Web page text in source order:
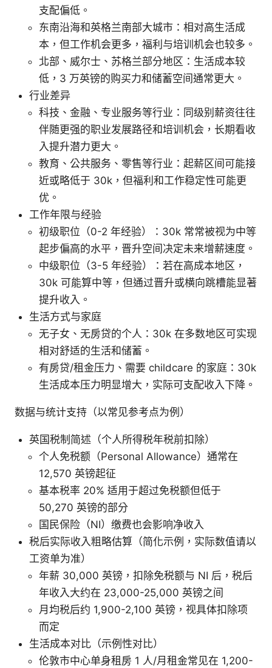
支配偏低。
东南沿海和英格兰南部大城市：相对高生活成
本，但工作机会更多，福利与培训机会也较多。
北部、威尔士、苏格兰部分地区：生活成本较
低，3 万英镑的购买力和储蓄空间通常更大。
行业差异
科技、金融、专业服务等行业：同级别薪资往往
伴随更强的职业发展路径和培训机会，长期看收
入提升潜力更大。
教育、公共服务、零售等行业：起薪区间可能接
近或略低于 30k，但福利和工作稳定性可能更
优。
工作年限与经验
初级职位（0-2 年经验）：30k 常常被视为中等
起步偏高的水平，晋升空间决定未来增薪速度。
中级职位（3-5 年经验）：若在高成本地区，
30k 可能算中等，但通过晋升或横向跳槽能显著
提升收入。
生活方式与家庭
无子女、无房贷的个人：30k 在多数地区可实现
相对舒适的生活和储蓄。
有房贷/租金压力、需要 childcare 的家庭：30k
生活成本压力明显增大，实际可支配收入下降。
数据与统计支持（以常见参考点为例）
英国税制简述（个人所得税年税前扣除）
个人免税额（Personal Allowance）通常在
12,570 英镑起征
基本税率 20% 适用于超过免税额但低于
50,270 英镑的部分
国民保险（NI）缴费也会影响净收入
税后实际收入粗略估算（简化示例，实际数值请以
工资单为准）
年薪 30,000 英镑，扣除免税额与 NI 后，税后
年收入大约在 23,000-25,000 英镑之间
月均税后约 1,900-2,100 英镑，视具体扣除项
而定
生活成本对比（示例性对比）
伦敦市中心单身租房 1 人/月租金常见在 1,200-